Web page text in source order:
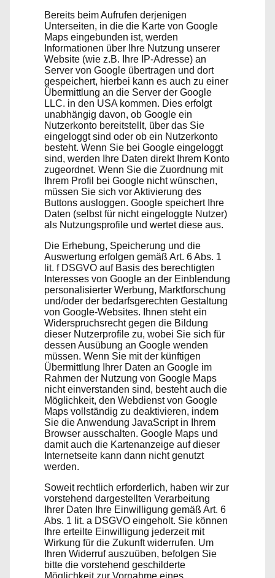
Bereits beim Aufrufen derjenigen
Unterseiten, in die die Karte von Google
Maps eingebunden ist, werden
Informationen über Ihre Nutzung unserer
Website (wie z.B. Ihre IP-Adresse) an
Server von Google übertragen und dort
gespeichert, hierbei kann es auch zu einer
Übermittlung an die Server der Google
LLC. in den USA kommen. Dies erfolgt
unabhängig davon, ob Google ein
Nutzerkonto bereitstellt, über das Sie
eingeloggt sind oder ob ein Nutzerkonto
besteht. Wenn Sie bei Google eingeloggt
sind, werden Ihre Daten direkt Ihrem Konto
zugeordnet. Wenn Sie die Zuordnung mit
Ihrem Profil bei Google nicht wünschen,
müssen Sie sich vor Aktivierung des
Buttons ausloggen. Google speichert Ihre
Daten (selbst für nicht eingeloggte Nutzer)
als Nutzungsprofile und wertet diese aus.
Die Erhebung, Speicherung und die
Auswertung erfolgen gemäß Art. 6 Abs. 1
lit. f DSGVO auf Basis des berechtigten
Interesses von Google an der Einblendung
personalisierter Werbung, Marktforschung
und/oder der bedarfsgerechten Gestaltung
von Google-Websites. Ihnen steht ein
Widerspruchsrecht gegen die Bildung
dieser Nutzerprofile zu, wobei Sie sich für
dessen Ausübung an Google wenden
müssen. Wenn Sie mit der künftigen
Übermittlung Ihrer Daten an Google im
Rahmen der Nutzung von Google Maps
nicht einverstanden sind, besteht auch die
Möglichkeit, den Webdienst von Google
Maps vollständig zu deaktivieren, indem
Sie die Anwendung JavaScript in Ihrem
Browser ausschalten. Google Maps und
damit auch die Kartenanzeige auf dieser
Internetseite kann dann nicht genutzt
werden.
Soweit rechtlich erforderlich, haben wir zur
vorstehend dargestellten Verarbeitung
Ihrer Daten Ihre Einwilligung gemäß Art. 6
Abs. 1 lit. a DSGVO eingeholt. Sie können
Ihre erteilte Einwilligung jederzeit mit
Wirkung für die Zukunft widerrufen. Um
Ihren Widerruf auszuüben, befolgen Sie
bitte die vorstehend geschilderte
Möglichkeit zur Vornahme eines